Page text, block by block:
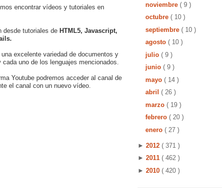
encontrar vídeos y tutoriales en
desde tutoriales de HTML5, Javascript,
excelente variedad de documentos y
uno de los lenguajes mencionados.
Youtube podremos acceder al canal de
el canal con un nuevo vídeo.
noviembre ( 9 )
octubre ( 10 )
septiembre ( 10 )
agosto ( 10 )
julio ( 9 )
junio ( 9 )
mayo ( 14 )
abril ( 26 )
marzo ( 19 )
febrero ( 20 )
enero ( 27 )
► 2012 ( 371 )
► 2011 ( 462 )
► 2010 ( 420 )